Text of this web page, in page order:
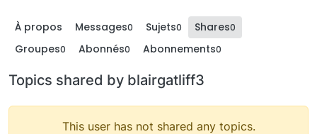
À propos Messages0 Sujets0 Shares0
Groupes0 Abonnés0 Abonnements0
Topics shared by blairgatliff3
This user has not shared any topics.